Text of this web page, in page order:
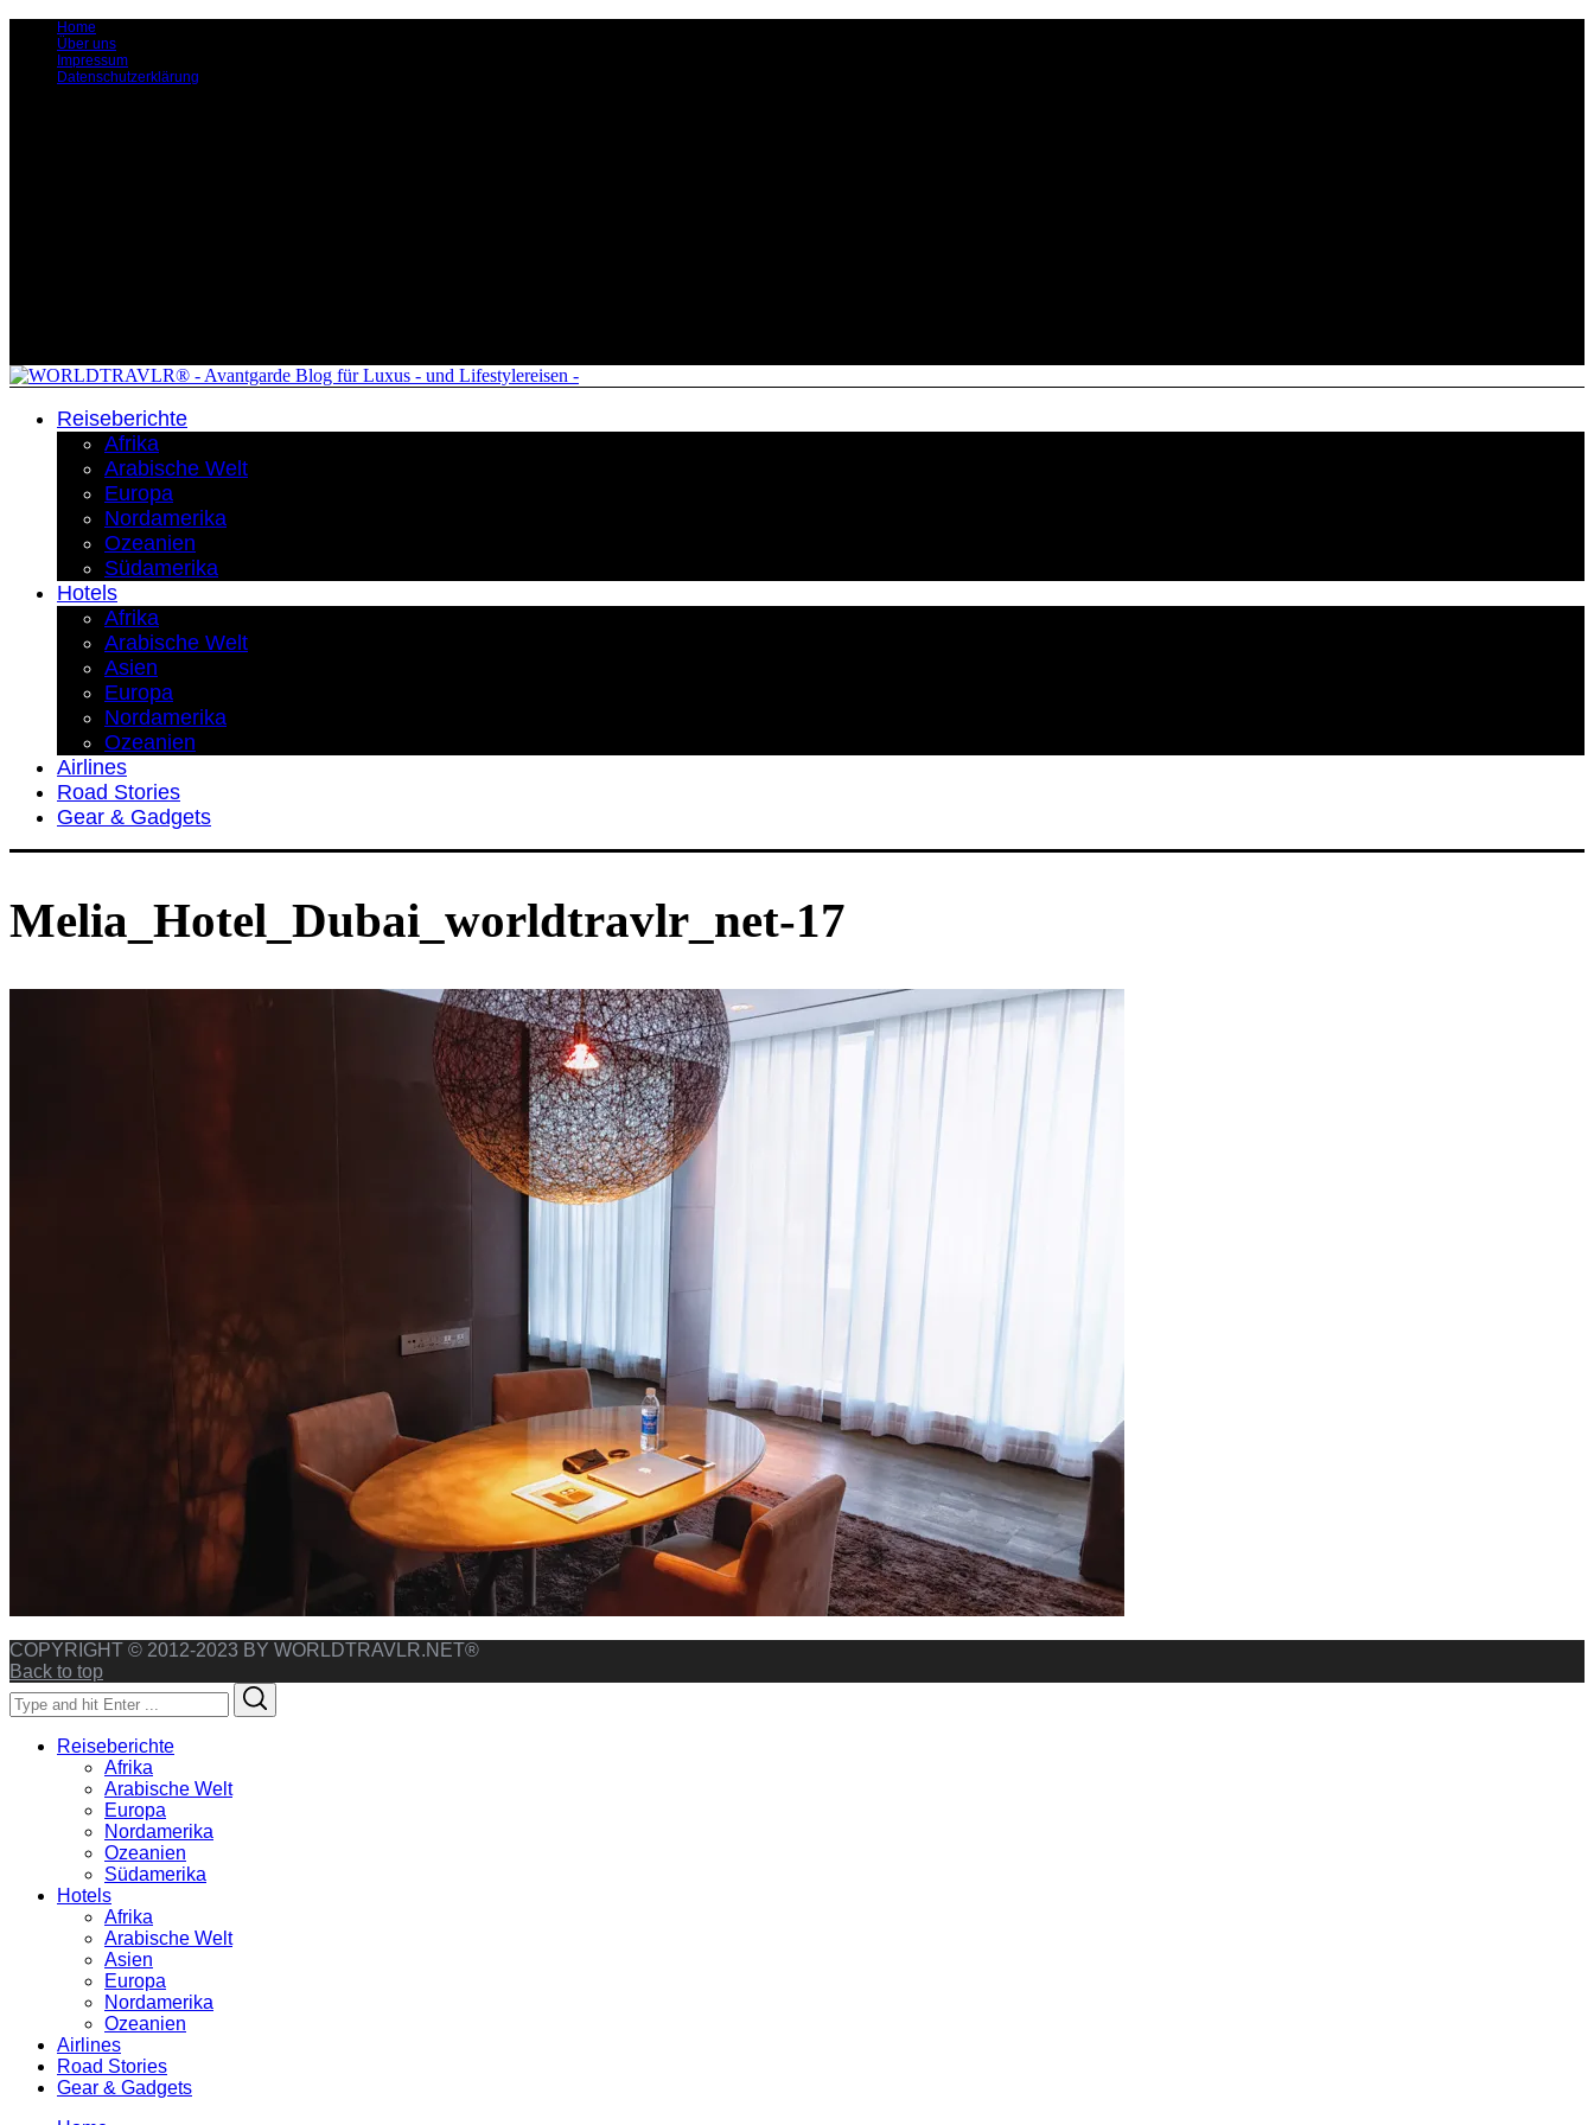
Home
Über uns
Impressum
Datenschutzerklärung
Reiseberichte
Afrika
Arabische Welt
Europa
Nordamerika
Ozeanien
Südamerika
Hotels
Afrika
Arabische Welt
Asien
Europa
Nordamerika
Ozeanien
Airlines
Road Stories
Gear & Gadgets
Melia_Hotel_Dubai_worldtravlr_net-17
COPYRIGHT © 2012-2023 BY WORLDTRAVLR.NET®
Back to top
Search
for:
Reiseberichte
Afrika
Arabische Welt
Europa
Nordamerika
Ozeanien
Südamerika
Hotels
Afrika
Arabische Welt
Asien
Europa
Nordamerika
Ozeanien
Airlines
Road Stories
Gear & Gadgets